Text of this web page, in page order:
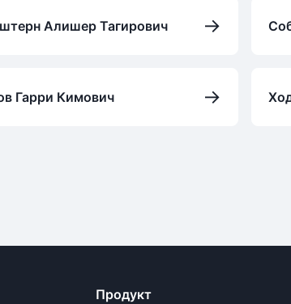
Алишер Тагирович →
Гарри Кимович →
Продукт